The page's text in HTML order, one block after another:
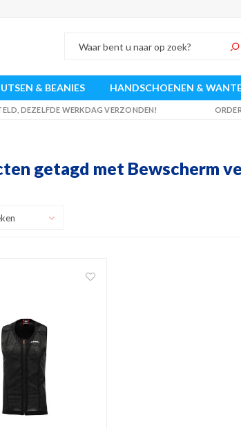
& BEANIES HANDSCHOENEN &
DEZELFDE WERKDAG VERZONDEN!
getagd met Bewscherm